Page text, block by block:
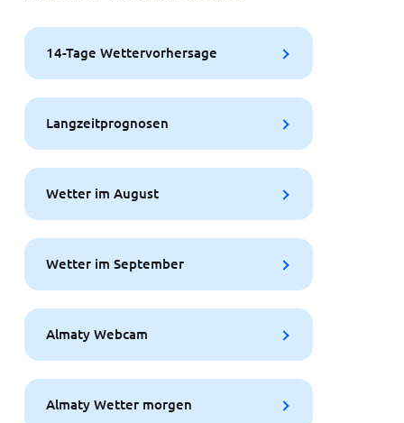
14-Tage Wettervorhersage
Langzeitprognosen
Wetter im August
Wetter im September
Almaty Webcam
Almaty Wetter morgen